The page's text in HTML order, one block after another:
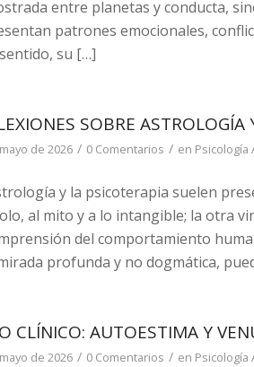
entre planetas y conducta,
patrones emocionales,
su […]
SOBRE
de 2026 / 0 Comentarios / en Psicología
y la psicoterapia suelen
al mito y a lo intangible; la otra
del comportamiento
profunda y no dogmática,
CLÍNICO: AUTOESTIMA Y
de 2026 / 0 Comentarios / en Psicología